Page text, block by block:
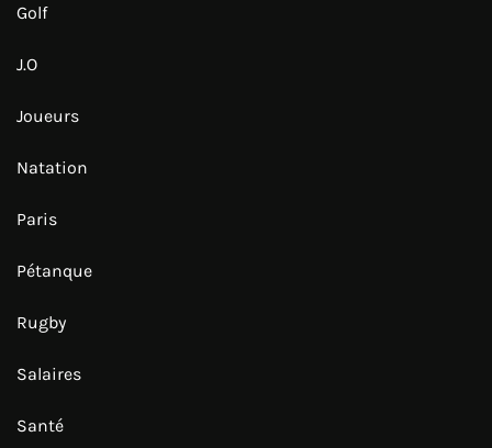
Golf
J.O
Joueurs
Natation
Paris
Pétanque
Rugby
Salaires
Santé